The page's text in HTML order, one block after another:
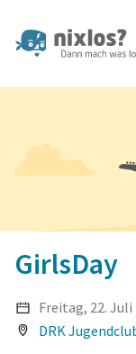
GirlsDay
Freitag, 22. Juli
DRK